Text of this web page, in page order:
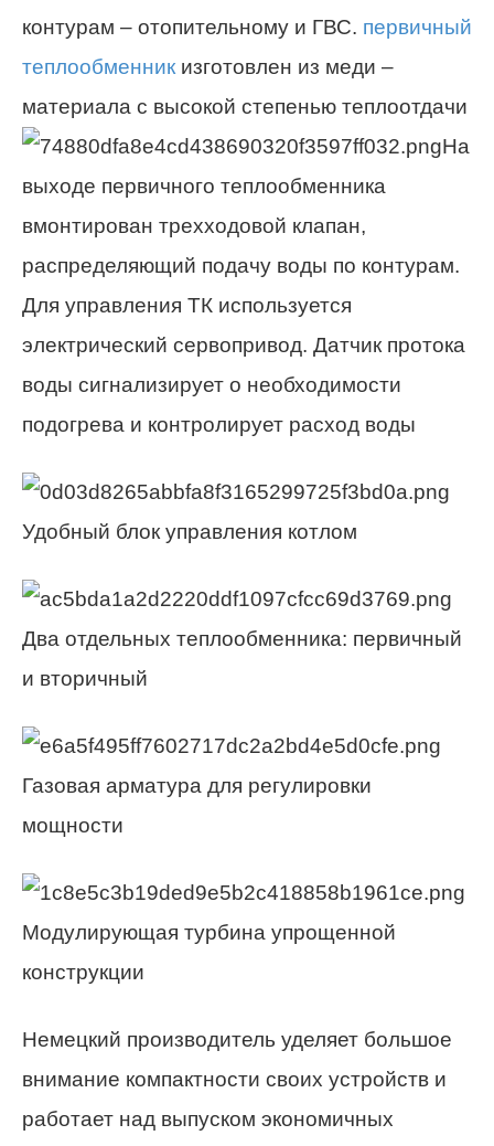
контурам – отопительному и ГВС. первичный
теплообменник изготовлен из меди –
материала с высокой степенью теплоотдачи
На
выходе первичного теплообменника
вмонтирован трехходовой клапан,
распределяющий подачу воды по контурам.
Для управления ТК используется
электрический сервопривод. Датчик протока
воды сигнализирует о необходимости
подогрева и контролирует расход воды
Удобный блок управления котлом
Два отдельных теплообменника: первичный
и вторичный
Газовая арматура для регулировки
мощности
Модулирующая турбина упрощенной
конструкции
Немецкий производитель уделяет большое
внимание компактности своих устройств и
работает над выпуском экономичных